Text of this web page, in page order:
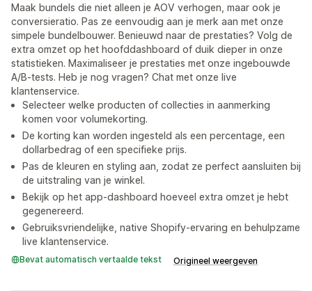
Maak bundels die niet alleen je AOV verhogen, maar ook je
conversieratio. Pas ze eenvoudig aan je merk aan met onze
simpele bundelbouwer. Benieuwd naar de prestaties? Volg de
extra omzet op het hoofddashboard of duik dieper in onze
statistieken. Maximaliseer je prestaties met onze ingebouwde
A/B-tests. Heb je nog vragen? Chat met onze live
klantenservice.
Selecteer welke producten of collecties in aanmerking
komen voor volumekorting.
De korting kan worden ingesteld als een percentage, een
dollarbedrag of een specifieke prijs.
Pas de kleuren en styling aan, zodat ze perfect aansluiten bij
de uitstraling van je winkel.
Bekijk op het app-dashboard hoeveel extra omzet je hebt
gegenereerd.
Gebruiksvriendelijke, native Shopify-ervaring en behulpzame
live klantenservice.
Bevat automatisch vertaalde tekst Origineel weergeven